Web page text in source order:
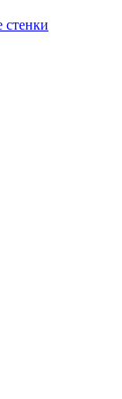
стенки